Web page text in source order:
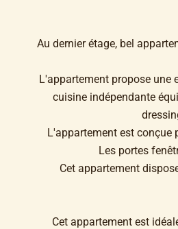
Au dernier étage, bel
L'appartement propose une
cuisine indépendante
L'appartement est conçue
Les portes
Cet appartement
Cet appartement est